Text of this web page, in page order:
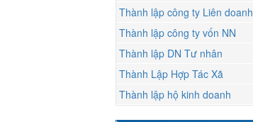
Thành lập công ty Liên doanh
Thành lập công ty vốn NN
Thành lập DN Tư nhân
Thành Lập Hợp Tác Xã
Thành lập hộ kinh doanh